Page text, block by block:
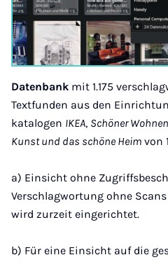
Datenbank mit 1.175
Textfunden aus den
katalogen IKEA, Schöner Wohnen
Kunst und das schöne Heim von
a) Einsicht ohne
Verschlagwortung ohne
wird zurzeit eingerichtet.
b) Für eine Einsicht auf die